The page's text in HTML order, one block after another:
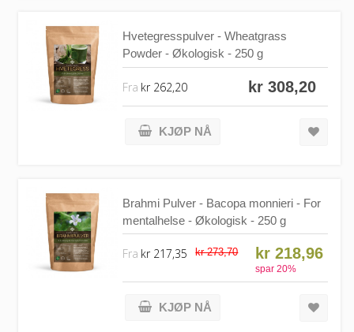
Hvetegresspulver - Wheatgrass
Powder - Økologisk - 250 g
kr 308,20
Fra kr 262,20
KJØP NÅ
Brahmi Pulver - Bacopa monnieri - For
mentalhelse - Økologisk - 250 g
kr 273,70 kr 218,96
spar20%
Fra kr 217,35
KJØP NÅ